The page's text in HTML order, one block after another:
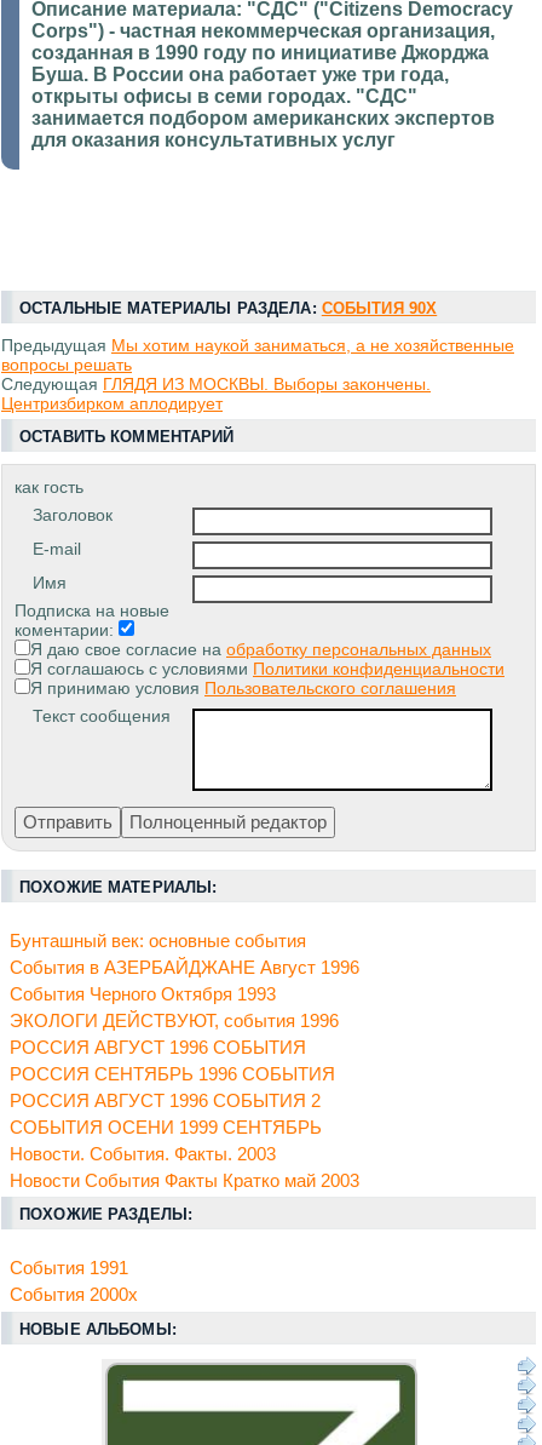
Описание материала: "СДС" ("Citizens Democracy
Corps") - частная некоммерческая организация,
созданная в 1990 году по инициативе Джорджа
Буша. В России она работает уже три года,
открыты офисы в семи городах. "СДС"
занимается подбором американских экспертов
для оказания консультативных услуг
ОСТАЛЬНЫЕ МАТЕРИАЛЫ РАЗДЕЛА: СОБЫТИЯ 90Х
Предыдущая Мы хотим наукой заниматься, а не хозяйственные
вопросы решать
Следующая ГЛЯДЯ ИЗ МОСКВЫ. Выборы закончены.
Центризбирком аплодирует
ОСТАВИТЬ КОММЕНТАРИЙ
как гость
Заголовок
E-mail
Имя
Подписка на новые
коментарии:
Я даю свое согласие на обработку персональных данных
Я соглашаюсь с условиями Политики конфиденциальности
Я принимаю условия Пользовательского соглашения
Текст сообщения
ПОХОЖИЕ МАТЕРИАЛЫ:
Бунташный век: основные события
События в АЗЕРБАЙДЖАНЕ Август 1996
События Черного Октября 1993
ЭКОЛОГИ ДЕЙСТВУЮТ, события 1996
РОССИЯ АВГУСТ 1996 СОБЫТИЯ
РОССИЯ СЕНТЯБРЬ 1996 СОБЫТИЯ
РОССИЯ АВГУСТ 1996 СОБЫТИЯ 2
СОБЫТИЯ ОСЕНИ 1999 СЕНТЯБРЬ
Новости. События. Факты. 2003
Новости События Факты Кратко май 2003
ПОХОЖИЕ РАЗДЕЛЫ:
События 1991
События 2000х
НОВЫЕ АЛЬБОМЫ: